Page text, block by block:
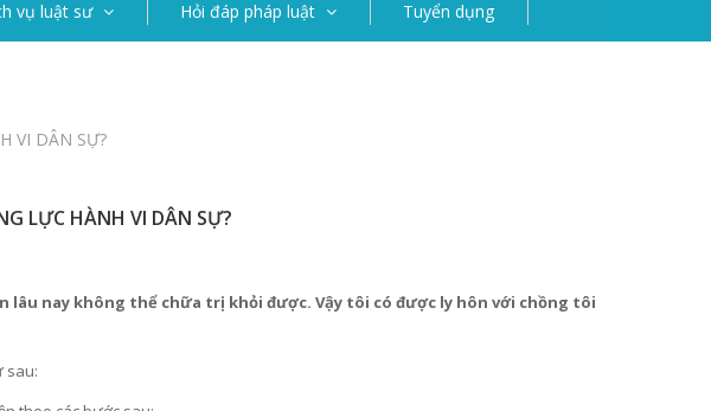
vụ luật sư Hỏi đáp pháp luật Tuyển dụng
VI DÂN SỰ?
LỰC HÀNH VI DÂN SỰ?
lâu nay không thể chữa trị khỏi được. Vậy tôi có được ly hôn với chồng tôi
sau: